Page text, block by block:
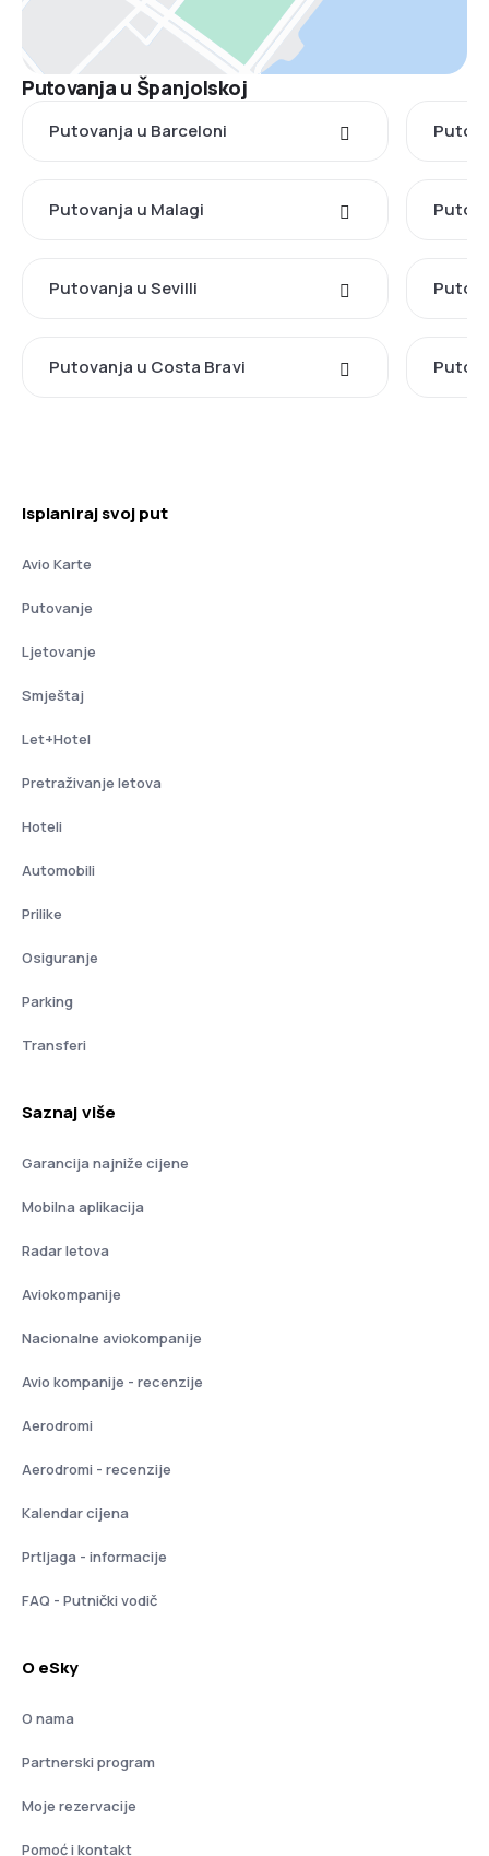
Putovanja u Španjolskoj
Putovanja u Barceloni
Putovanja u Malagi
Putovanja u Sevilli
Putovanja u Costa Bravi
Isplaniraj svoj put
Avio Karte
Putovanje
Ljetovanje
Smještaj
Let+Hotel
Pretraživanje letova
Hoteli
Automobili
Prilike
Osiguranje
Parking
Transferi
Saznaj više
Garancija najniže cijene
Mobilna aplikacija
Radar letova
Aviokompanije
Nacionalne aviokompanije
Avio kompanije - recenzije
Aerodromi
Aerodromi - recenzije
Kalendar cijena
Prtljaga - informacije
FAQ - Putnički vodič
O eSky
O nama
Partnerski program
Moje rezervacije
Pomoć i kontakt